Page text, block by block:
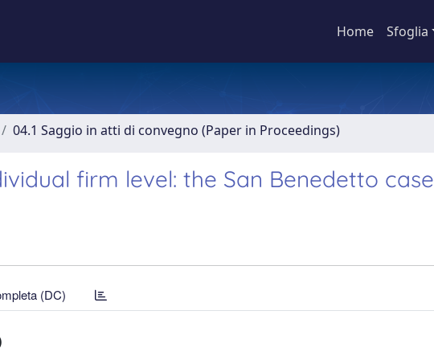
Home Sfoglia
04.1 Saggio in atti di convegno (Paper in Proceedings)
firm level: the San Benedetto case
(DC)